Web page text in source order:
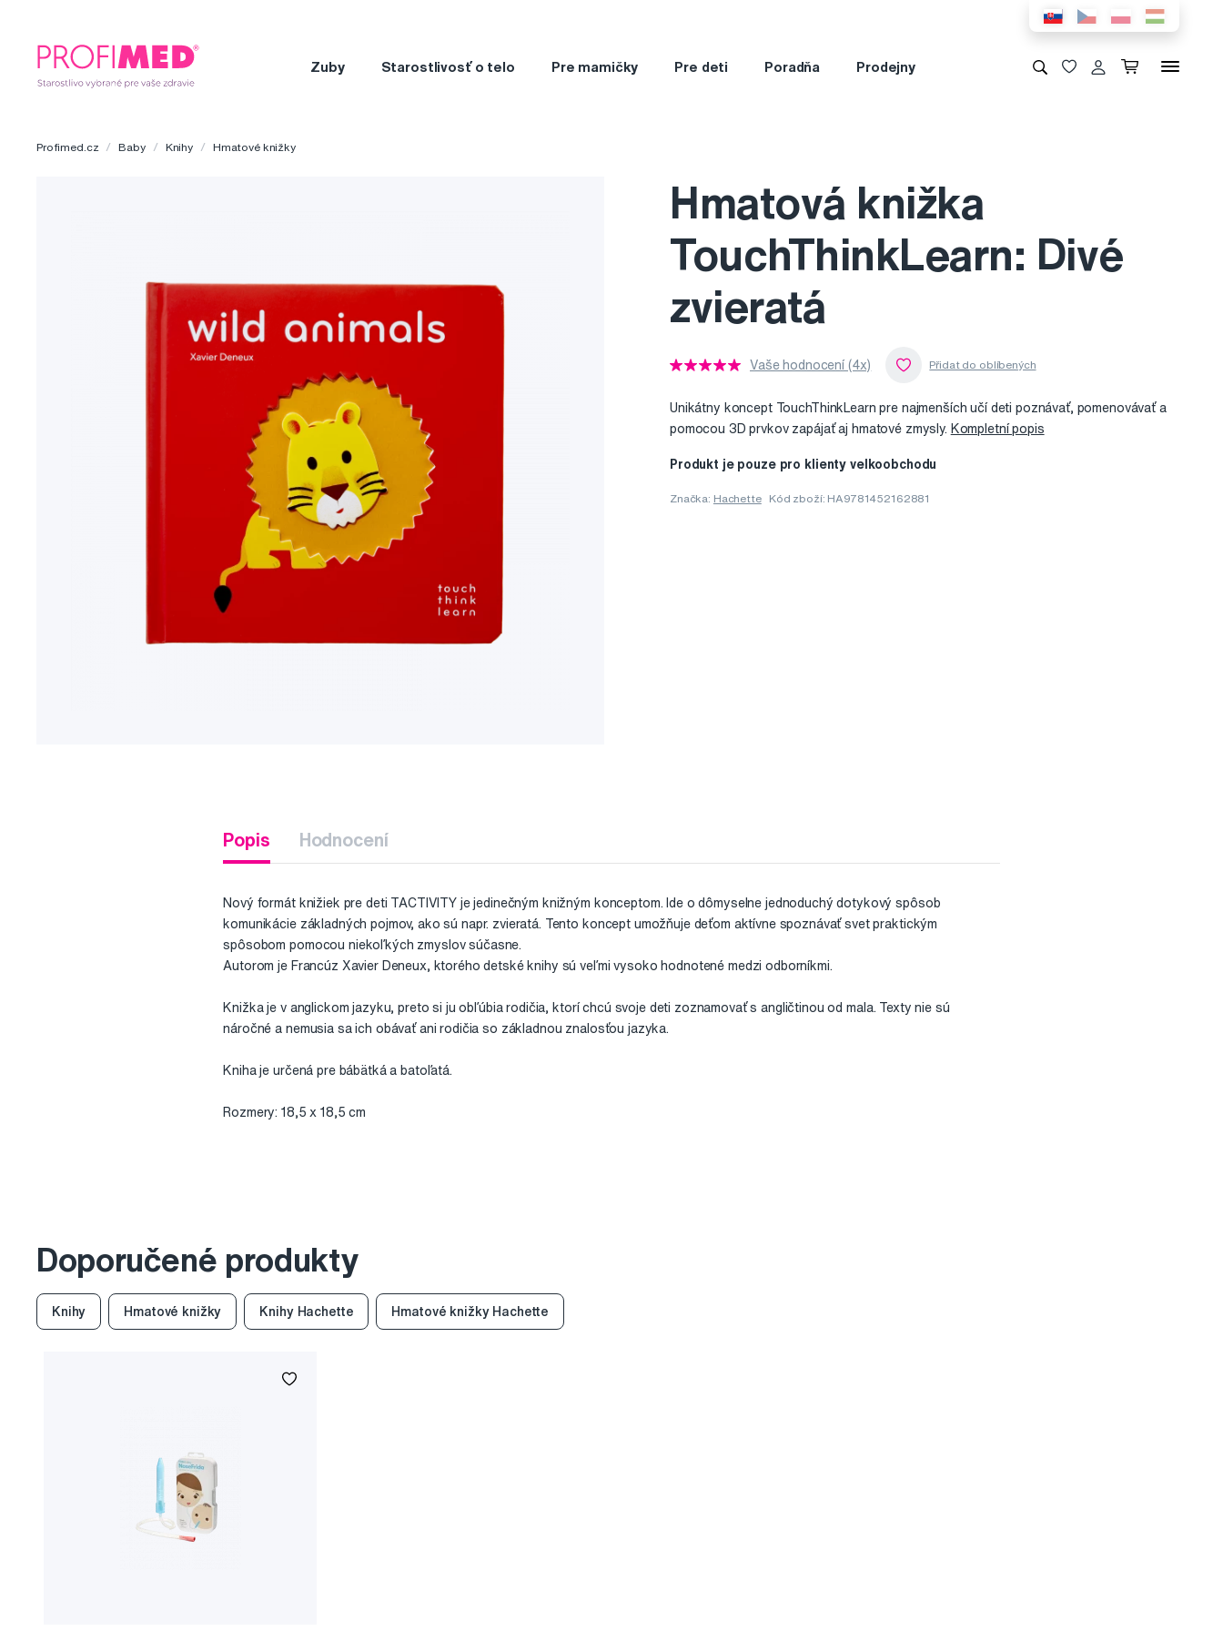
Zuby Starostlivosť o telo Pre mamičky Pre deti Poradňa Prodejny
Profimed.cz Baby Knihy Hmatové knižky
Hmatová knižka
TouchThinkLearn: Divé
zvieratá
Vaše hodnocení (4x)
Unikátny koncept TouchThinkLearn pre najmenších učí deti poznávať, pomenovávať a
pomocou 3D prvkov zapájať aj hmatové zmysly. Kompletní popis
Produkt je pouze pro klienty velkoobchodu
Značka: Hachette Kód zboží: HA9781452162881
Popis Hodnocení
Nový formát knižiek pre deti TACTIVITY je jedinečným knižným konceptom. Ide o dômyselne jednoduchý dotykový spôsob
komunikácie základných pojmov, ako sú napr. zvieratá. Tento koncept umožňuje deťom aktívne spoznávať svet praktickým
spôsobom pomocou niekoľkých zmyslov súčasne.
Autorom je Francúz Xavier Deneux, ktorého detské knihy sú veľmi vysoko hodnotené medzi odborníkmi.
Knižka je v anglickom jazyku, preto si ju obľúbia rodičia, ktorí chcú svoje deti zoznamovať s angličtinou od mala. Texty nie sú
náročné a nemusia sa ich obávať ani rodičia so základnou znalosťou jazyka.
Kniha je určená pre bábätká a batoľatá.
Rozmery: 18,5 x 18,5 cm
Doporučené produkty
Knihy Hmatové knižky Knihy Hachette Hmatové knižky Hachette